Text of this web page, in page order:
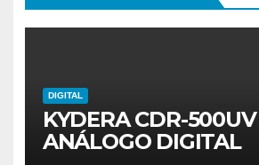
DIGITAL
KYDERA CDR-500UV
ANÁLOGO DIGITAL